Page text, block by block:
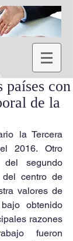
países con
de la
la Tercera
2016. Otro
del segundo
centro de
valores de
obtenido
razones
fueron